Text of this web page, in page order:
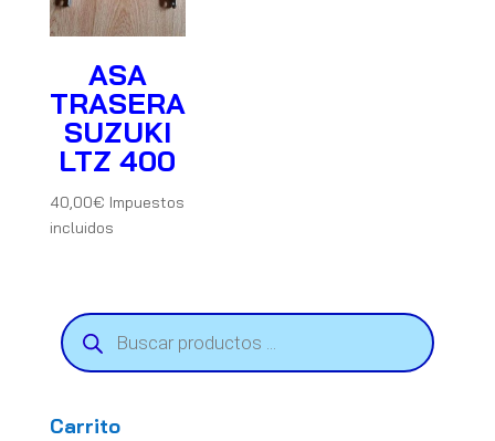
ASA
TRASERA
SUZUKI
LTZ 400
40,00€ Impuestos
incluidos
Búsqueda
de
productos
Carrito